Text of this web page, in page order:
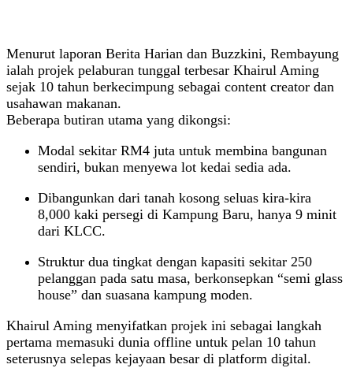
Menurut laporan Berita Harian dan Buzzkini, Rembayung
ialah projek pelaburan tunggal terbesar Khairul Aming
sejak 10 tahun berkecimpung sebagai content creator dan
usahawan makanan.
Beberapa butiran utama yang dikongsi:
Modal sekitar RM4 juta untuk membina bangunan
sendiri, bukan menyewa lot kedai sedia ada.
Dibangunkan dari tanah kosong seluas kira‑kira
8,000 kaki persegi di Kampung Baru, hanya 9 minit
dari KLCC.
Struktur dua tingkat dengan kapasiti sekitar 250
pelanggan pada satu masa, berkonsepkan “semi glass
house” dan suasana kampung moden.
Khairul Aming menyifatkan projek ini sebagai langkah
pertama memasuki dunia offline untuk pelan 10 tahun
seterusnya selepas kejayaan besar di platform digital.